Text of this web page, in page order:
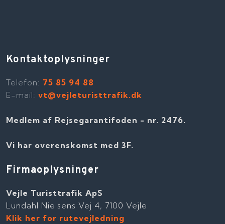
Kontaktoplysninger
Telefon​: 75 85 94 88
E-mail:vt@vejleturisttrafik.dk
Medlem af Rejsegarantifoden - nr. 2476​​.
Vi har overenskomst med 3F.
Firmaoplysninger
Vejle Turisttrafik ApS
Lundahl Nielsens Vej 4, 7100 Vejle
Klik her for rutevejledning